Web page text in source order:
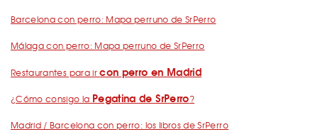
Barcelona con perro: Mapa perruno de SrPerro
Málaga con perro: Mapa perruno de SrPerro
Restaurantes para ircon perro en Madrid
¿Cómo consigo la Pegatina de SrPerro?
Madrid / Barcelona con perro: los libros de SrPerro